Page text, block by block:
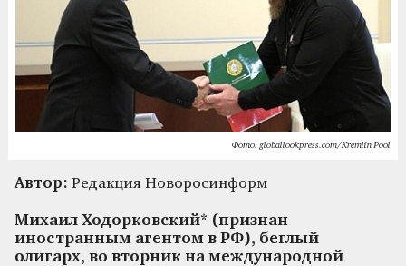
Фото: globallookpress.com/Kremlin Pool
Автор: Редакция Новоросинформ
Михаил Ходорковский* (признан
иностранным агентом в РФ), беглый
олигарх, во вторник на международной